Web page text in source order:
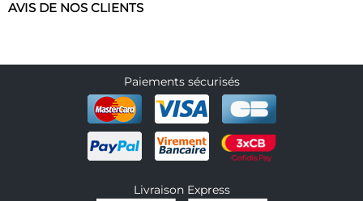
AVIS DE NOS CLIENTS
Paiements sécurisés
Livraison Express